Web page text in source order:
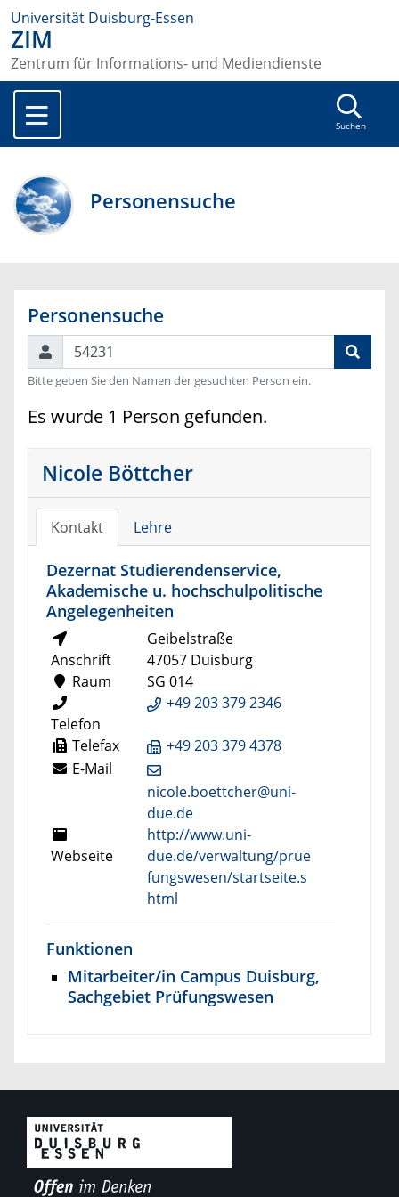
Universität Duisburg-Essen
ZIM
Zentrum für Informations- und Mediendienste
Suchen
Personensuche
Personensuche
Suchen
Bitte geben Sie den Namen der gesuchten Person ein.
Es wurde 1 Person gefunden.
Nicole Böttcher
Kontakt Lehre
Dezernat Studierendenservice,
Akademische u. hochschulpolitische
Angelegenheiten
Anschrift
Geibelstraße
47057 Duisburg
Raum
SG 014
Telefon
+49 203 379 2346
Telefax
+49 203 379 4378
E-Mail
nicole.boettcher@uni-
due.de
Webseite
http://www.uni-
due.de/verwaltung/prue
fungswesen/startseite.s
html
Funktionen
Mitarbeiter/in Campus Duisburg,
Sachgebiet Prüfungswesen